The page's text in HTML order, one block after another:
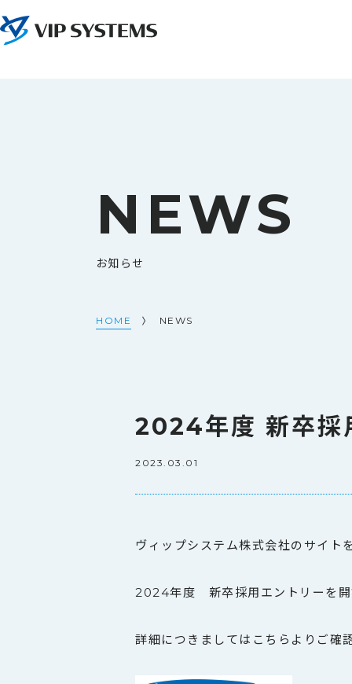
NEWS
お知らせ
HOME NEWS
2024年度 新卒採
2023.03.01
ヴィップシステム株式会社のサイト
2024年度 新卒採用エントリーを開
詳細につきましてはこちらよりご確